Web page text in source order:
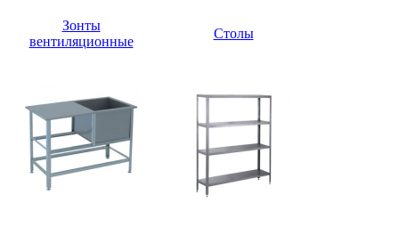
Зонты
вентиляционные
Столы